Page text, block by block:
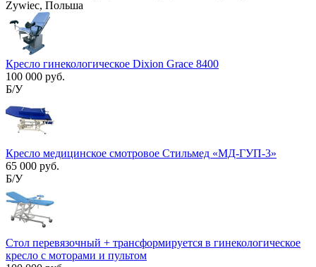
Zywiec, Польша
Кресло гинекологическое Dixion Grace 8400
100 000 руб.
Б/У
Кресло медицинское смотровое Стильмед «МД-ГУП-3»
65 000 руб.
Б/У
Стол перевязочный + трансформируется в гинекологическое
кресло с моторами и пультом